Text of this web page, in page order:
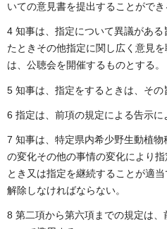
いての意見書を提出することができ
4 知事は、指定について異議があ
たときその他指定に関し広く意見
は、公聴会を開催するものとする。
5 知事は、指定をするときは、その
6 指定は、前項の規定による告示に
7 知事は、特定県内希少野生動植
の変化その他の事情の変化により
とき又は指定を継続することが適
解除しなければならない。
8 第二項から第六項までの規定は